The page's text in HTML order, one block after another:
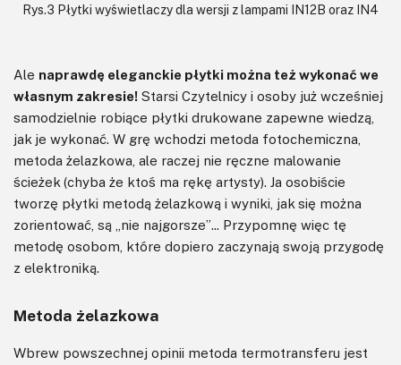
Rys.3 Płytki wyświetlaczy dla wersji z lampami IN12B oraz IN4
Ale naprawdę eleganckie płytki można też wykonać we
własnym zakresie! Starsi Czytelnicy i osoby już wcześniej
samodzielnie robiące płytki drukowane zapewne wiedzą,
jak je wykonać. W grę wchodzi metoda fotochemiczna,
metoda żelazkowa, ale raczej nie ręczne malowanie
ścieżek (chyba że ktoś ma rękę artysty). Ja osobiście
tworzę płytki metodą żelazkową i wyniki, jak się można
zorientować, są „nie najgorsze”... Przypomnę więc tę
metodę osobom, które dopiero zaczynają swoją przygodę
z elektroniką.
Metoda żelazkowa
Wbrew powszechnej opinii metoda termotransferu jest